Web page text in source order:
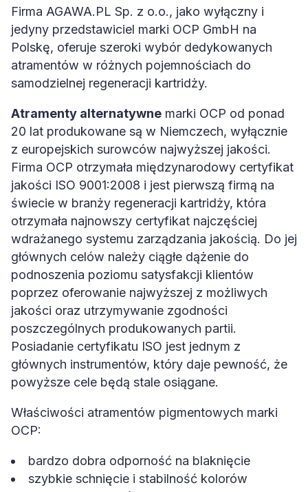
Firma AGAWA.PL Sp. z o.o., jako wyłączny i
jedyny przedstawiciel marki OCP GmbH na
Polskę, oferuje szeroki wybór dedykowanych
atramentów w różnych pojemnościach do
samodzielnej regeneracji kartridży.
Atramenty alternatywne marki OCP od ponad
20 lat produkowane są w Niemczech, wyłącznie
z europejskich surowców najwyższej jakości.
Firma OCP otrzymała międzynarodowy certyfikat
jakości ISO 9001:2008 i jest pierwszą firmą na
świecie w branży regeneracji kartridży, która
otrzymała najnowszy certyfikat najczęściej
wdrażanego systemu zarządzania jakością. Do jej
głównych celów należy ciągłe dążenie do
podnoszenia poziomu satysfakcji klientów
poprzez oferowanie najwyższej z możliwych
jakości oraz utrzymywanie zgodności
poszczególnych produkowanych partii.
Posiadanie certyfikatu ISO jest jednym z
głównych instrumentów, który daje pewność, że
powyższe cele będą stale osiągane.
Właściwości atramentów pigmentowych marki
OCP:
bardzo dobra odporność na blaknięcie
szybkie schnięcie i stabilność kolorów